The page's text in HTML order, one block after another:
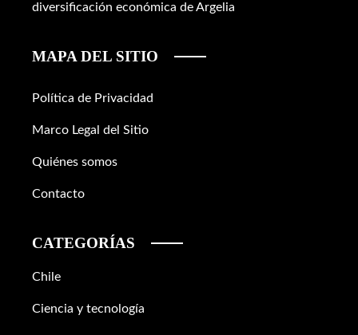
diversificación económica de Argelia
MAPA DEL SITIO
Política de Privacidad
Marco Legal del Sitio
Quiénes somos
Contacto
CATEGORÍAS
Chile
Ciencia y tecnología